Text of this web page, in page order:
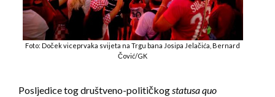
Foto: Doček viceprvaka svijeta na Trgu bana Josipa Jelačića, Bernard
Čović/GK
Posljedice tog društveno-političkogstatusa quo